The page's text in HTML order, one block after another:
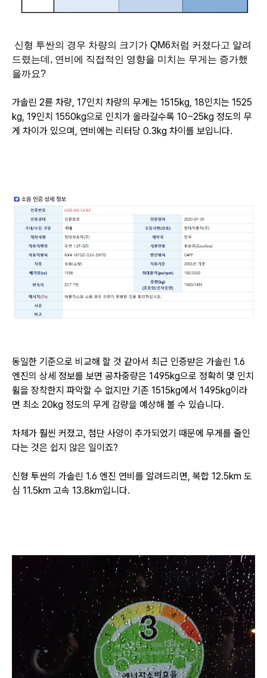
신형 투싼의 경우 차량의 크기가 QM6처럼 커졌다고 알려
드렸는데, 연비에 직접적인 영향을 미치는 무게는 증가했
을까요?
가솔린 2륜 차량, 17인치 차량의 무게는 1515kg, 18인치는 1525
kg, 19인치 1550kg으로 인치가 올라갈수록 10~25kg 정도의 무
게 차이가 있으며, 연비에는 리터당 0.3kg 차이를 보입니다.
동일한 기준으로 비교해 할 것 같아서 최근 인증받은 가솔린 1.6
엔진의 상세 정보를 보면 공차중량은 1495kg으로 정확히 몇 인치
휠을 장착한지 파악할 수 없지만 기존 1515kg에서 1495kg이라
면 최소 20kg 정도의 무게 감량을 예상해 볼 수 있습니다.
차체가 훨씬 커졌고, 첨단 사양이 추가되었기 때문에 무게를 줄인
다는 것은 쉽지 않은 일이죠?
신형 투싼의 가솔린 1.6 엔진 연비를 알려드리면, 복합 12.5km 도
심 11.5km 고속 13.8km입니다.